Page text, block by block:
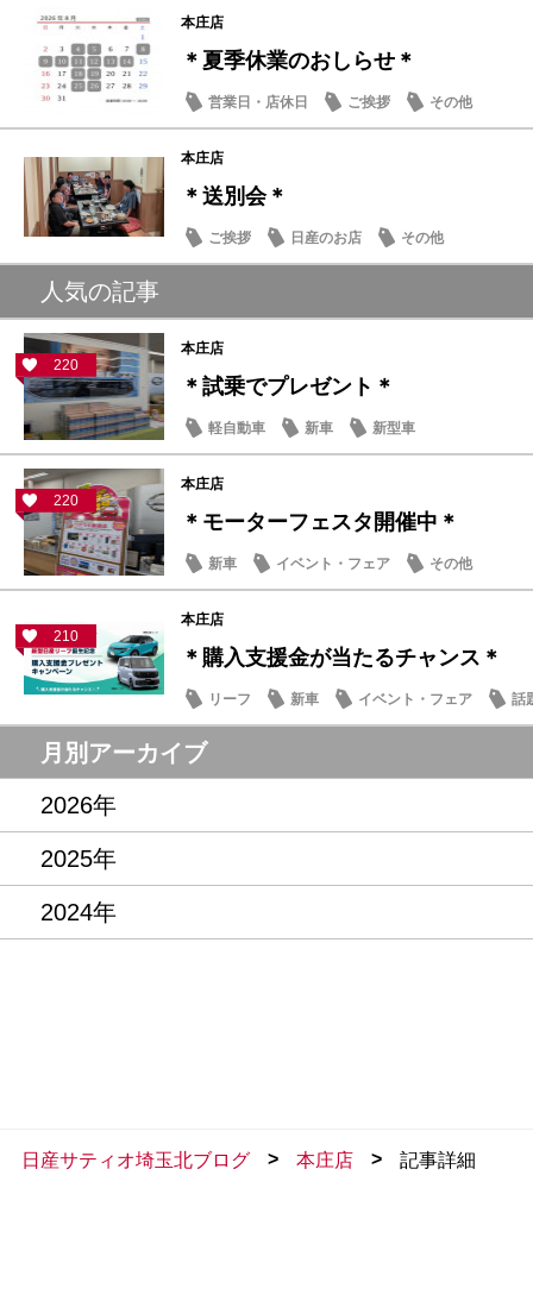
本庄店
＊夏季休業のおしらせ＊
営業日・店休日 ご挨拶 その他
本庄店
＊送別会＊
ご挨拶 日産のお店 その他
人気の記事
220
本庄店
＊試乗でプレゼント＊
軽自動車 新車 新型車
220
本庄店
＊モーターフェスタ開催中＊
新車 イベント・フェア その他
210
本庄店
＊購入支援金が当たるチャンス＊
リーフ 新車 イベント・フェア 話
月別アーカイブ
2026年
2025年
2024年
日産サティオ埼玉北ブログ > 本庄店 > 記事詳細